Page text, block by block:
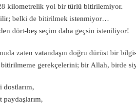
kilometrelik yol bir türlü bitirilemiyor.
belki de bitirilmek istenmiyor…
dört-beş seçim daha geçsin isteniliyor!
zaten vatandaşın doğru dürüst bir
gerekçelerini; bir Allah, birde
dostlarım,
paydaşlarım,